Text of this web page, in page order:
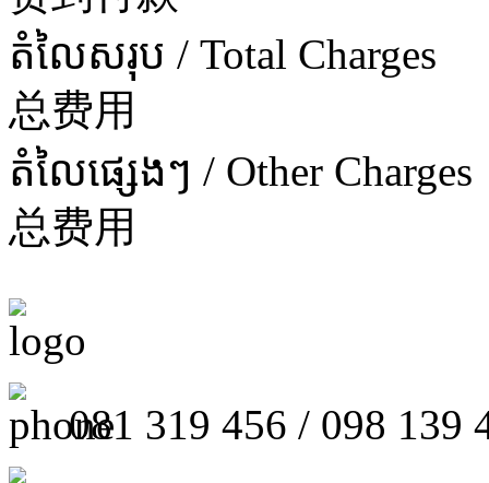
តំលៃសរុប / Total Charges
总费用
តំលៃផ្សេងៗ / Other Charges
总费用
081 319 456 / 098 139